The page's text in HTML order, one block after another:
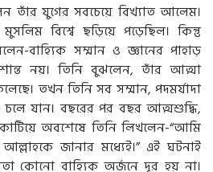
তাঁর যুগের সবচেয়ে বিখ্যাত আলেম।
বিশ্বে ছড়িয়ে পড়েছিল। কিন্তু
বাহ্যিক সম্মান ও জ্ঞানের পাহাড়
নয়। তিনি বুঝলেন, তাঁর আত্মা
তখন তিনি সব সম্মান, পদমর্যাদা
চলে যান। বছরের পর বছর আত্মশুদ্ধি,
অবশেষে তিনি লিখলেন-“আমি
জানার মধ্যেই।” এই ঘটনাই
কোনো বাহ্যিক অর্জনে দূর হয় না।